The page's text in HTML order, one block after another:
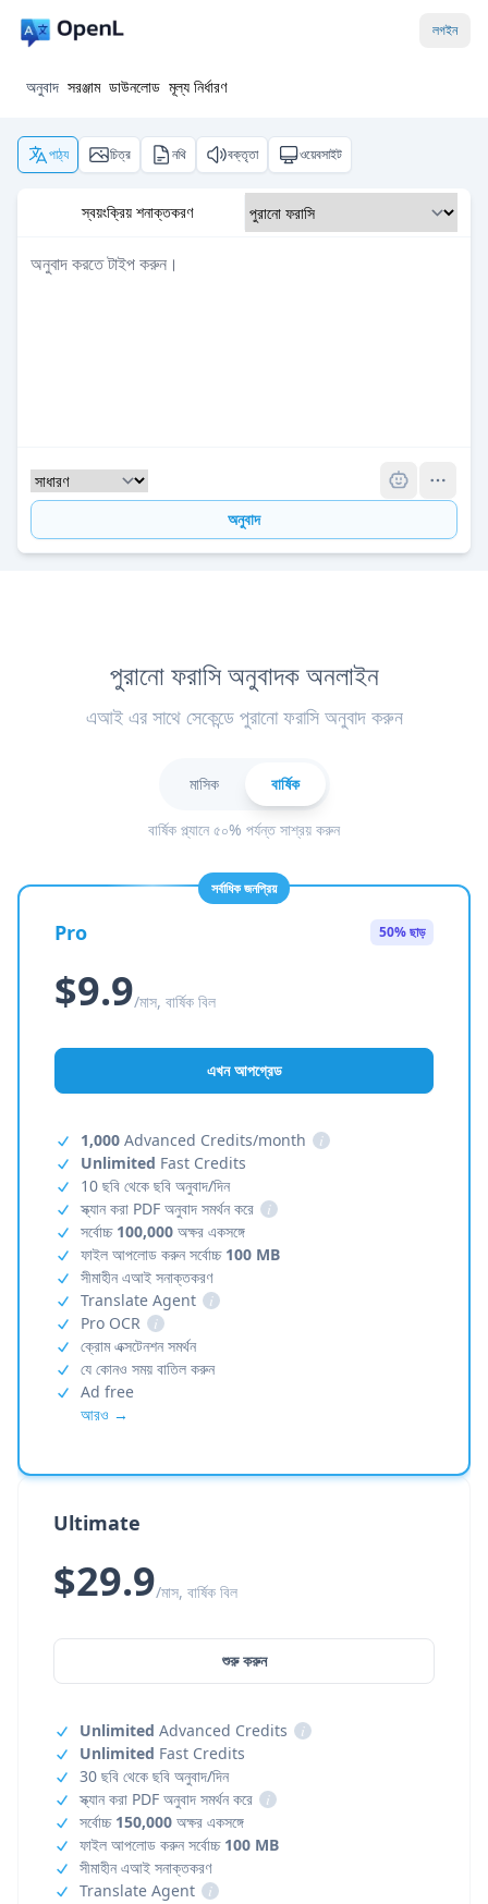
লগইন
অনুবাদ সরঞ্জাম ডাউনলোড মূল্য নির্ধারণ
পাঠ্য চিত্র নথি বক্তৃতা ওয়েবসাইট
স্বয়ংক্রিয় শনাক্তকরণ
অনুবাদ
পুরানো ফরাসি অনুবাদক অনলাইন
এআই এর সাথে সেকেন্ডে পুরানো ফরাসি অনুবাদ করুন
মাসিক বার্ষিক
বার্ষিক প্ল্যানে ৫০% পর্যন্ত সাশ্রয় করুন
সর্বাধিক জনপ্রিয়
Pro 50% ছাড়
$9.9/মাস, বার্ষিক বিল
এখন আপগ্রেড
1,000 Advanced Credits/month
i
Unlimited Fast Credits
10 ছবি থেকে ছবি অনুবাদ/দিন
স্ক্যান করা PDF অনুবাদ সমর্থন করে
i
সর্বোচ্চ 100,000 অক্ষর একসঙ্গে
ফাইল আপলোড করুন সর্বোচ্চ 100 MB
সীমাহীন এআই সনাক্তকরণ
Translate Agent
i
Pro OCR
i
ক্রোম এক্সটেনশন সমর্থন
যে কোনও সময় বাতিল করুন
Ad free
আরও →
Ultimate
$29.9/মাস, বার্ষিক বিল
শুরু করুন
Unlimited Advanced Credits
i
Unlimited Fast Credits
30 ছবি থেকে ছবি অনুবাদ/দিন
স্ক্যান করা PDF অনুবাদ সমর্থন করে
i
সর্বোচ্চ 150,000 অক্ষর একসঙ্গে
ফাইল আপলোড করুন সর্বোচ্চ 100 MB
সীমাহীন এআই সনাক্তকরণ
Translate Agent
i